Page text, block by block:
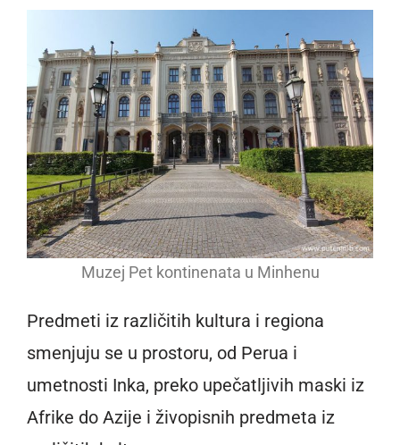
Muzej Pet kontinenata u Minhenu
Predmeti iz različitih kultura i regiona
smenjuju se u prostoru, od Perua i
umetnosti Inka, preko upečatljivih maski iz
Afrike do Azije i živopisnih predmeta iz